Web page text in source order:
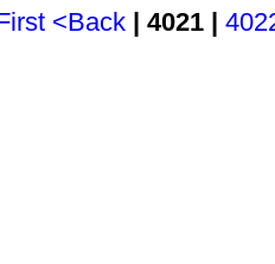
<Back | 4021 |